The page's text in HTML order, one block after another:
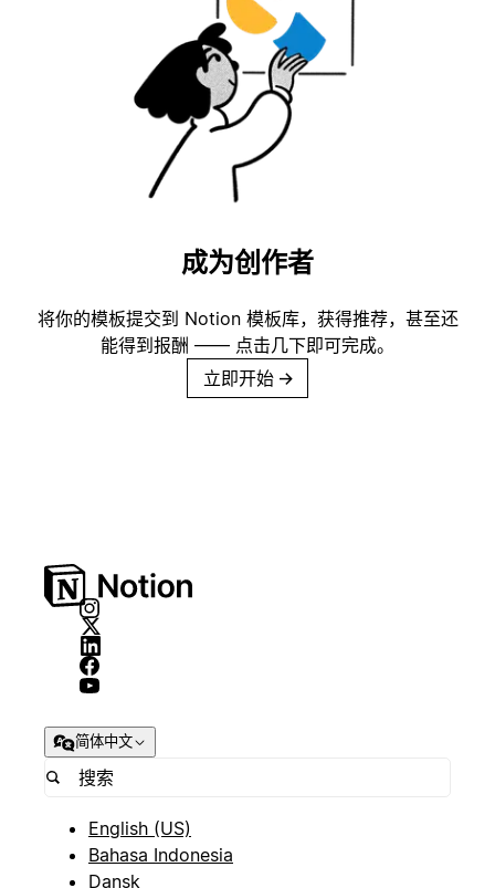
成为创作者
将你的模板提交到 Notion 模板库，获得推荐，甚至还
能得到报酬 —— 点击几下即可完成。
立即开始 →
简体中文
English (US)
Bahasa Indonesia
Dansk